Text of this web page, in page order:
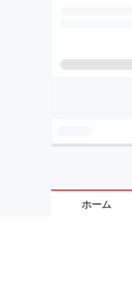
ホーム